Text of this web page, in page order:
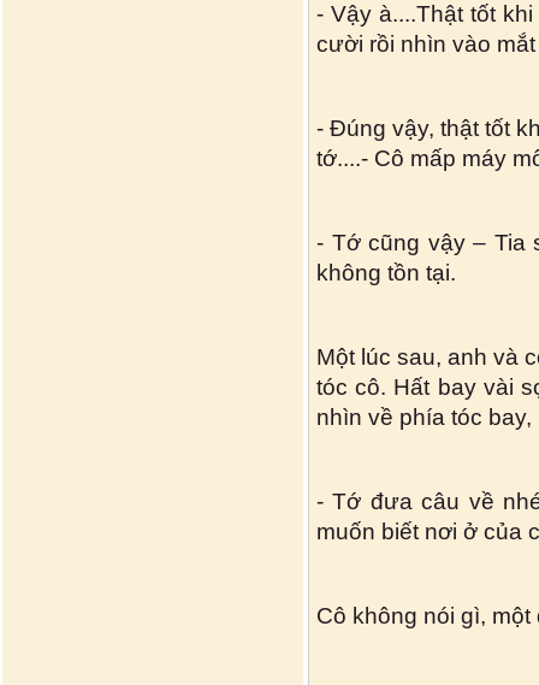
- Vậy à....Thật tốt
cười rồi nhìn vào
- Đúng vậy, thật tốt
tớ....- Cô mấp máy
- Tớ cũng vậy – Tia
không tồn tại.
Một lúc sau, anh và
tóc cô. Hất bay vài
nhìn về phía tóc
- Tớ đưa câu về
muốn biết nơi ở của
Cô không nói gì,